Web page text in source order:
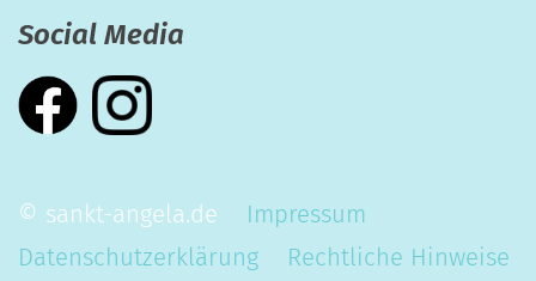
Social Media
© sankt-angela.de
Impressum
Datenschutzerklärung
Rechtliche Hinweise